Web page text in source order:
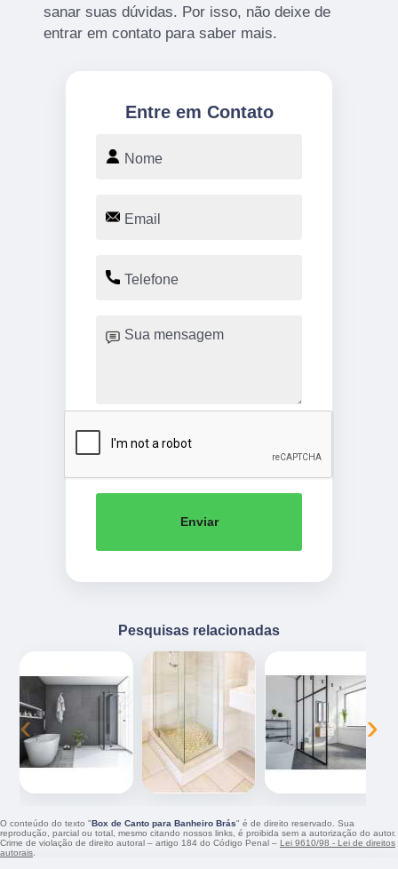
sanar suas dúvidas. Por isso, não deixe de
entrar em contato para saber mais.
Entre em Contato
Enviar
Pesquisas relacionadas
‹ ›
O conteúdo do texto "Box de Canto para Banheiro Brás" é de direito reservado. Sua
reprodução, parcial ou total, mesmo citando nossos links, é proibida sem a autorização do autor.
Crime de violação de direito autoral – artigo 184 do Código Penal – Lei 9610/98 - Lei de direitos
autorais